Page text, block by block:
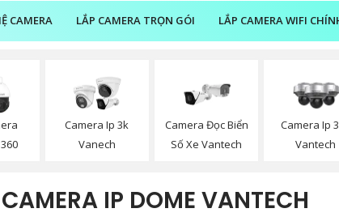
CAMERA LẮP CAMERA TRỌN GÓI LẮP CAMERA WIFI
Camera Ip 3k
Vanech
Camera Đọc Biển
Số Xe Vantech
Camera Ip
Vantech
CAMERA IP DOME VANTECH